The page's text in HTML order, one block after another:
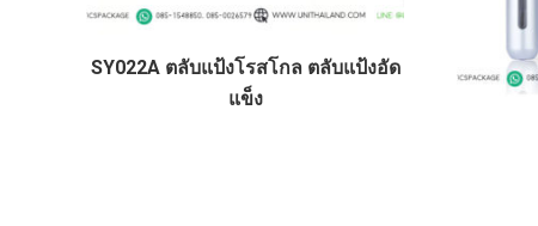
SY022A ตลับแป้งโรสโกล ตลับแป้งอัด
แข็ง